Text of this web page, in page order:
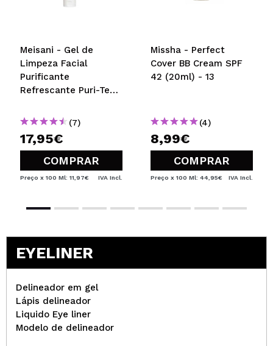
Meisani - Gel de
Limpeza Facial
Purificante
Refrescante Puri-Tea
(7)
17,95€
COMPRAR
Preço x 100 Ml: 11,97€ IVA Incl.
Missha - Perfect
Cover BB Cream SPF
42 (20ml) - 13
(4)
8,99€
COMPRAR
Preço x 100 Ml: 44,95€ IVA Incl.
EYELINER
Delineador em gel
Lápis delineador
Liquido Eye liner
Modelo de delineador